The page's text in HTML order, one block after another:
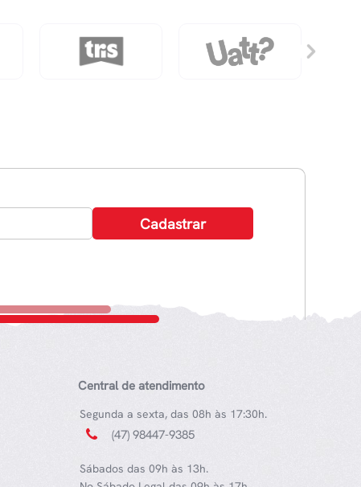
Central de atendimento
Segunda a sexta, das 08h às 17:30h.
(47) 98447-9385
Sábados das 09h às 13h.